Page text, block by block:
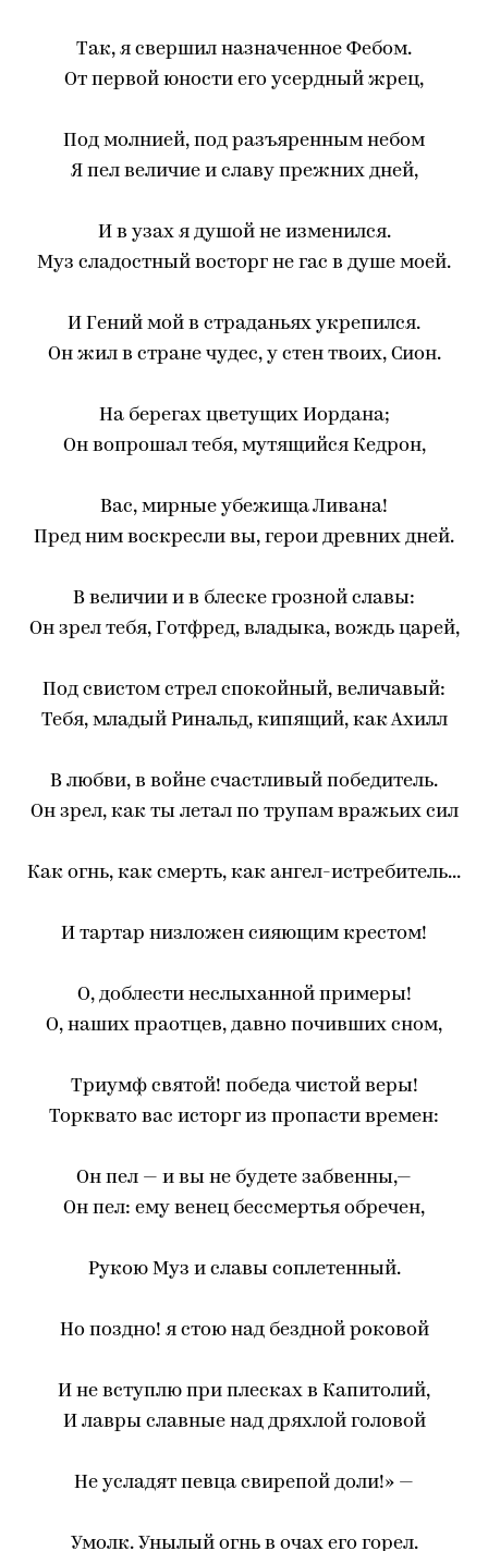
Так, я свершил назначенное Фебом.
От первой юности его усердный жрец,
Под молнией, под разъяренным небом
Я пел величие и славу прежних дней,
И в узах я душой не изменился.
Муз сладостный восторг не гас в душе моей.
И Гений мой в страданьях укрепился.
Он жил в стране чудес, у стен твоих, Сион.
На берегах цветущих Иордана;
Он вопрошал тебя, мутящийся Кедрон,
Вас, мирные убежища Ливана!
Пред ним воскресли вы, герои древних дней.
В величии и в блеске грозной славы:
Он зрел тебя, Готфред, владыка, вождь царей,
Под свистом стрел спокойный, величавый:
Тебя, младый Ринальд, кипящий, как Ахилл
В любви, в войне счастливый победитель.
Он зрел, как ты летал по трупам вражьих сил
Как огнь, как смерть, как ангел-истребитель...
И тартар низложен сияющим крестом!
О, доблести неслыханной примеры!
О, наших праотцев, давно почивших сном,
Триумф святой! победа чистой веры!
Торквато вас исторг из пропасти времен:
Он пел — и вы не будете забвенны,—
Он пел: ему венец бессмертья обречен,
Рукою Муз и славы соплетенный.
Но поздно! я стою над бездной роковой
И не вступлю при плесках в Капитолий,
И лавры славные над дряхлой головой
Не усладят певца свирепой доли!» —
Умолк. Унылый огнь в очах его горел.